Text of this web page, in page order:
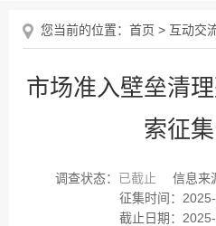
您当前的位置： 首页 > 互动交
市场准入壁垒清
索征
调查状态： 已截止 信息来
征集时间：
截止日期：